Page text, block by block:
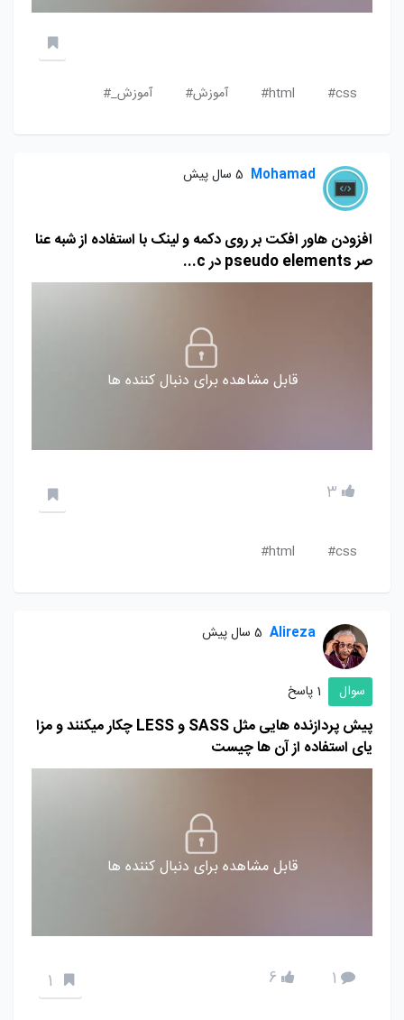
css#
html# آموزش# آموزش_#
Mohamad 5 سال پیش
افزودن هاور افکت بر روی دکمه و لینک با استفاده از شبه عنا
صر pseudo elements در c...
قابل مشاهده برای دنبال کننده ها
3
css#
html#
Alireza 5 سال پیش
سوال 1 پاسخ
پیش پردازنده هایی مثل SASS و LESS چکار میکنند و مزا
یای استفاده از آن ها چیست
قابل مشاهده برای دنبال کننده ها
1
6
1